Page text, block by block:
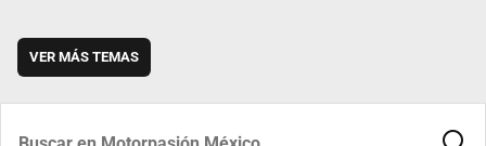
VER MÁS TEMAS